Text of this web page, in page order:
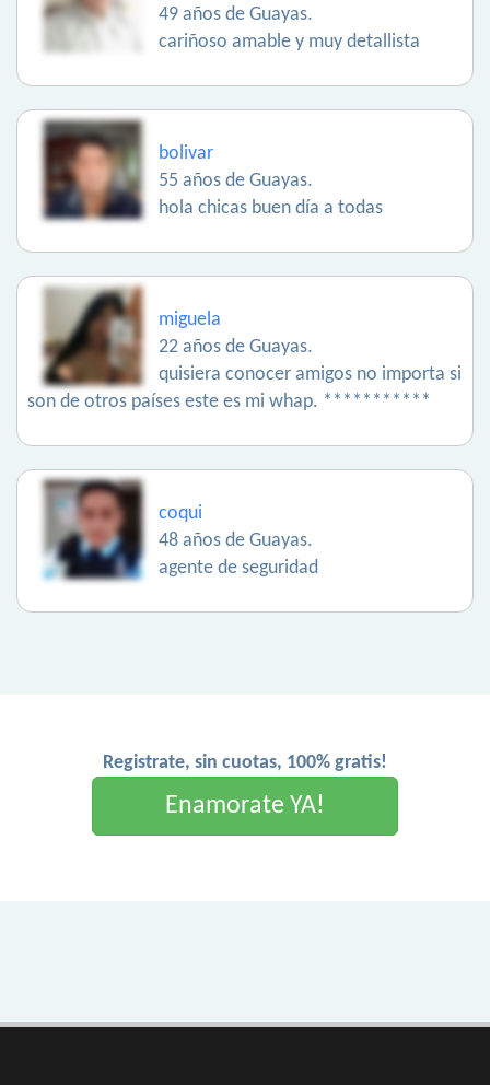
49 años de Guayas.
cariñoso amable y muy detallista
bolivar
55 años de Guayas.
hola chicas buen día a todas
miguela
22 años de Guayas.
quisiera conocer amigos no importa si
son de otros países este es mi whap. ***********
coqui
48 años de Guayas.
agente de seguridad
Registrate, sin cuotas, 100% gratis!
Enamorate YA!